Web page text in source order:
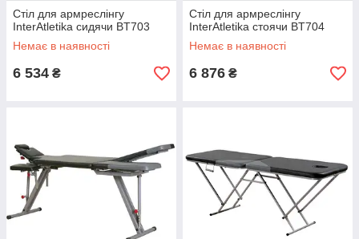
Стіл для армреслінгу
InterAtletika сидячи BT703
Немає в наявності
6 534 ₴
Стіл для армреслінгу
InterAtletika стоячи BT704
Немає в наявності
6 876 ₴